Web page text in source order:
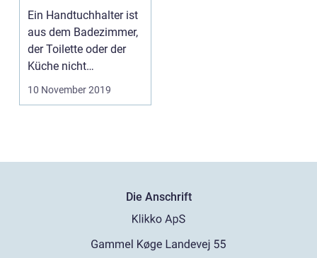
moderne
Badezimmer
Ein Handtuchhalter ist
aus dem Badezimmer,
der Toilette oder der
Küche nicht
wegzudenken. Denn ...
10 November 2019
Die Anschrift